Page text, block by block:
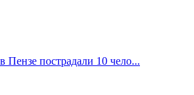
пострадали 10 чело...